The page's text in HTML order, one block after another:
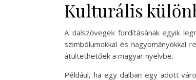
Kulturális
A dalszövegek fordításának egyik
szimbólumokkal és hagyományokkal
átültethetőek a magyar nyelvbe.
Például, ha egy dalban egy adott